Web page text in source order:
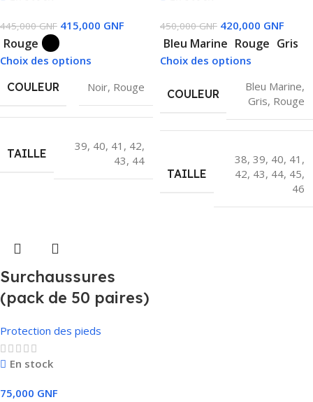
445,000GNF 415,000 GNF
Rouge
Choix des options
COULEUR Noir, Rouge
TAILLE
39, 40, 41 , 42,
43, 44
450,000GNF 420,000 GNF
Bleu Marine Rouge Gris
Choix des options
COULEUR
Bleu Marine,
Gris, Rouge
TAILLE
38, 39, 40, 41 ,
42, 43, 44, 45,
46
Surchaussures
(pack de 50 paires)
Protection des pieds
En stock
75,000 GNF